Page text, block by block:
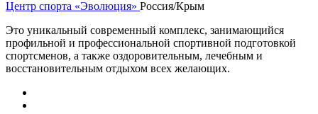
Центр спорта «Эволюция» Россия/Крым
Это уникальный современный комплекс, занимающийся
профильной и профессиональной спортивной подготовкой
спортсменов, а также оздоровительным, лечебным и
восстановительным отдыхом всех желающих.